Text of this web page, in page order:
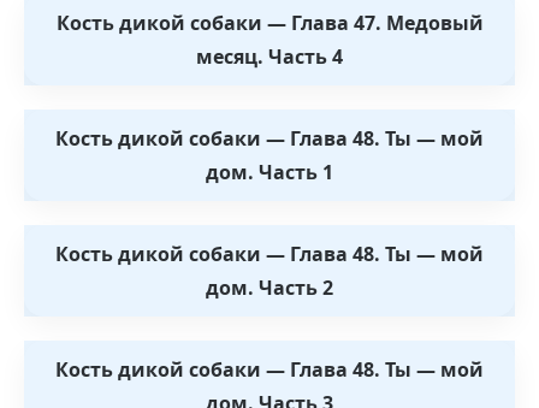
Кость дикой собаки — Глава 47. Медовый
месяц. Часть 4
Кость дикой собаки — Глава 48. Ты — мой
дом. Часть 1
Кость дикой собаки — Глава 48. Ты — мой
дом. Часть 2
Кость дикой собаки — Глава 48. Ты — мой